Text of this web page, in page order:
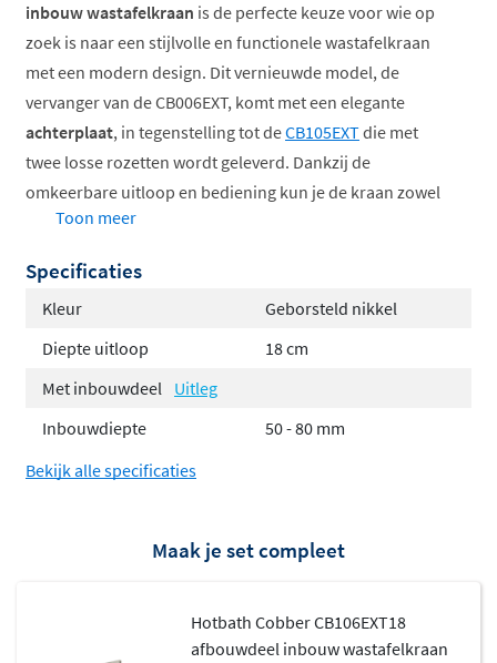
inbouw wastafelkraan is de perfecte keuze voor wie op
zoek is naar een stijlvolle en functionele wastafelkraan
met een modern design. Dit vernieuwde model, de
vervanger van de CB006EXT, komt met een elegante
achterplaat, in tegenstelling tot deCB105EXTdie met
twee losse rozetten wordt geleverd. Dankzij de
omkeerbare uitloop en bediening kun je de kraan zowel
links als rechts plaatsen, wat flexibiliteit biedt bij de
Met een dieptekeuze van 18 of 25 cm
past dit
zodat het altijd geschikt is voor jouw
badkameropstelling.Let op
worden bijbesteld voor een complete installatie.
Het afbouwdeel beschikt over het innovatieve
wordt ingeschakeld. Dit bespaart energie en verlaagt je
, waardoor de kraan milieuvriendelijk en
Toon meer
Specificaties
Kleur
Geborsteld nikkel
Diepte uitloop
18 cm
Met inbouwdeel Uitleg
Inbouwdiepte
50 - 80 mm
Bekijk alle specificaties
Maak je set compleet
Hotbath Cobber CB106EXT18
afbouwdeel inbouw wastafelkraan